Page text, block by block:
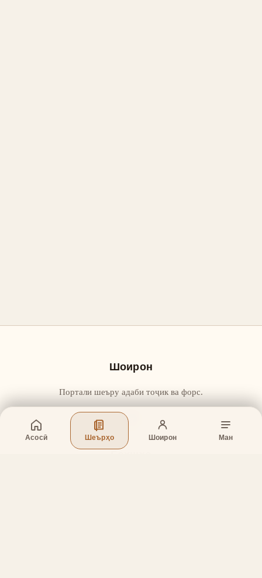
Асосӣ Шеърҳо Шоирон Ман
Шоирон
Портали шеъру адаби тоҷик ва форс.